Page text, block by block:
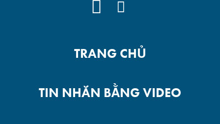
YOUTUBE
TRANG CHỦ
TIN NHẮN BẰNG VIDEO